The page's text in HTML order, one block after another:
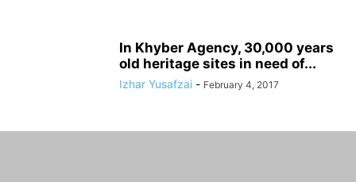
In Khyber Agency, 30,000 years
old heritage sites in need of...
Izhar Yusafzai - February 4, 2017